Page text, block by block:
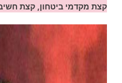
קצת מקדמי ביטחון, קצת